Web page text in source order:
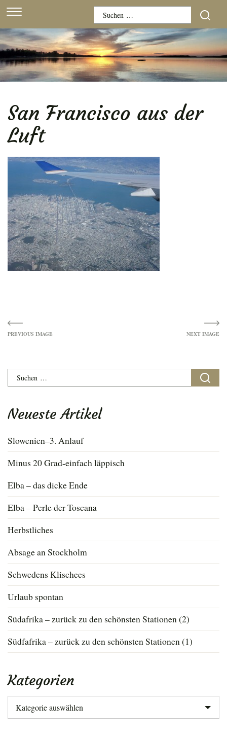
Skip
content
Suchen
nach:
San Francisco aus der
Luft
Image
Suchen
nach:
Neueste Artikel
Slowenien–3. Anlauf
Minus 20 Grad-einfach läppisch
Elba – das dicke Ende
Elba – Perle der Toscana
Herbstliches
Absage an Stockholm
Schwedens Klischees
Urlaub spontan
Südafrika – zurück zu den schönsten Stationen (2)
Südfafrika – zurück zu den schönsten Stationen (1)
Kategorien
Kategorien